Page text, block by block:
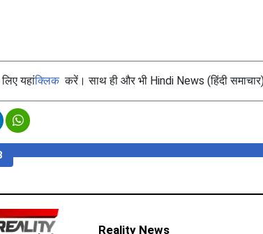
यहांक्लिककरें। साथ ही और भी Hindi News (हिंदी
Reality News